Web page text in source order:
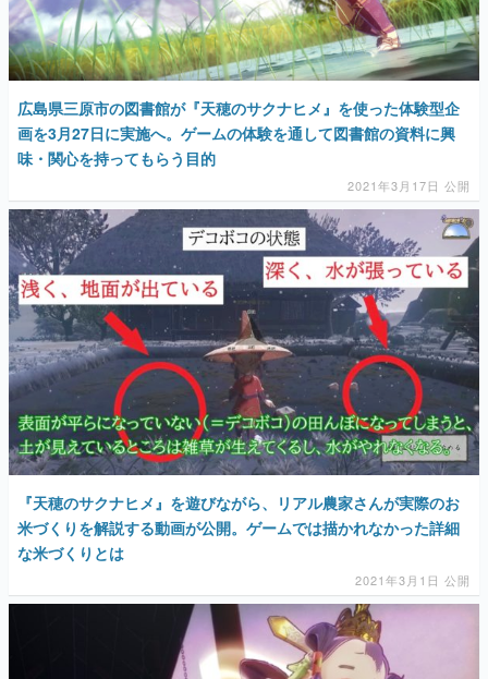
広島県三原市の図書館が『天穂のサクナヒメ』を使った体験型企
画を3月27日に実施へ。ゲームの体験を通して図書館の資料に興
味・関心を持ってもらう目的
2021年3月17日 公開
『天穂のサクナヒメ』を遊びながら、リアル農家さんが実際のお
米づくりを解説する動画が公開。ゲームでは描かれなかった詳細
な米づくりとは
2021年3月1日 公開